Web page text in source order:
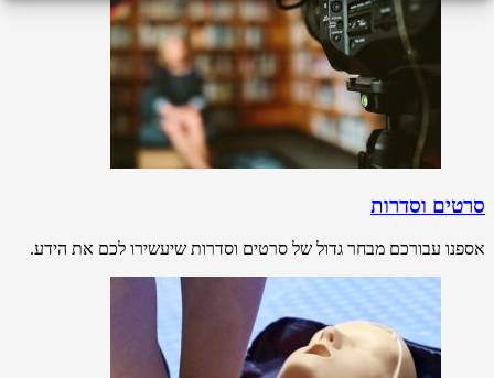
סרטים וסדרות
אספנו עבורכם מבחר גדול של סרטים וסדרות שיעשירו לכם את הידע.